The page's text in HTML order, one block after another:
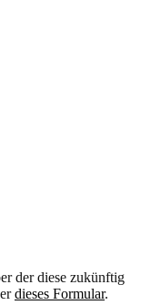
der diese zukünftig
dieses Formular.